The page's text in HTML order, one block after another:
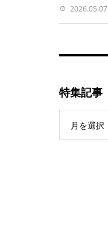
2026.05.07
特集記事
月を選択